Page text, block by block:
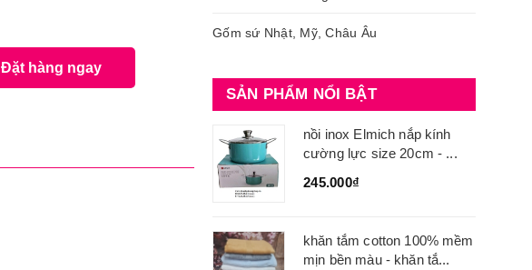
Đặt hàng ngay
Gốm sứ Nhật, Mỹ, Châu Âu
SẢN PHẨM NỔI BẬT
nồi inox Elmich nắp kính
cường lực size 20cm - ...
245.000₫
khăn tắm cotton 100% mềm
mịn bền màu - khăn tắ...